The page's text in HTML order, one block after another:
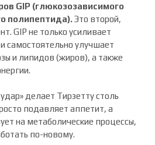
GIP (глюкозозависимого
полипептида).Это второй,
GIP не только усиливает
самостоятельно улучшает
и липидов (жиров), а также
делает Тирзетту столь
подавляет аппетит, а
на метаболические процессы,
по-новому.